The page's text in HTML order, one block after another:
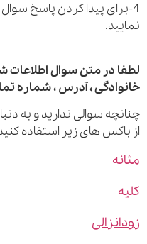
پیدا کردن پاسخ سوال
در متن سوال اطلاعات
، آدرس ، شماره تماس
سوالی ندارید و به دنبال
های زیر استفاده کنید: